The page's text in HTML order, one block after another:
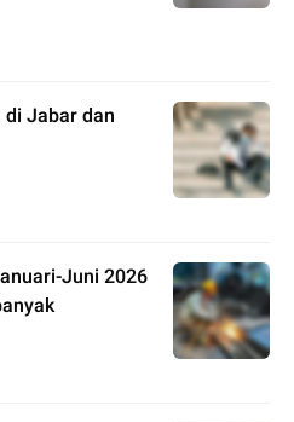
di Jabar dan
Juni 2026